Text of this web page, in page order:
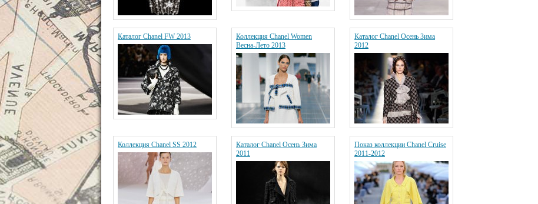
Каталог Chanel FW 2013
Коллекция Chanel Women
Весна-Лето 2013
Каталог Chanel Осень Зима
2012
Коллекция Chanel SS 2012
Каталог Chanel Осень Зима
2011
Показ коллекции Chanel Cruise
2011-2012